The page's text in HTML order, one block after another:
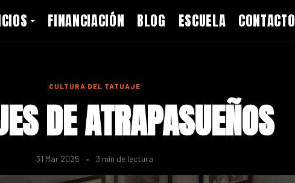
FINANCIACIÓN BLOG ESCUELA CONTACTO
CULTURA DEL TATUAJE
DE ATRAPASUEÑOS
31 Mar 2025 • 3 min de lectura